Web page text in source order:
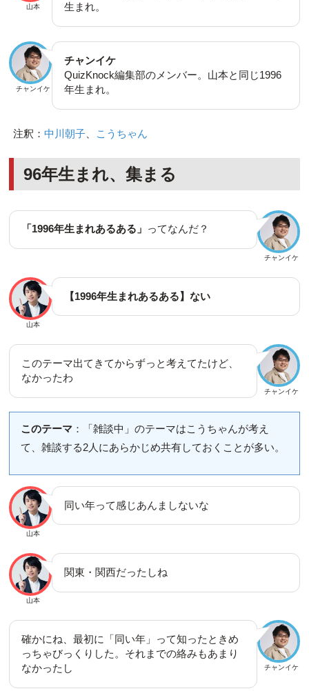
山本
生まれ。
チャンイケ
チャンイケ
QuizKnock編集部のメンバー。山本と同じ1996
年生まれ。
注釈： 中川朝子、 こうちゃん
96年生まれ、集まる
チャンイケ
「1996年生まれあるある」 ってなんだ？
山本
【1996年生まれあるある】ない
チャンイケ
このテーマ出てきてからずっと考えてたけど、
なかったわ
このテーマ：「雑談中」のテーマはこうちゃんが考え
て、雑談する2人にあらかじめ共有しておくことが多い。
山本
同い年って感じあんましないな
山本
関東・関西だったしね
チャンイケ
確かにね、最初に「同い年」って知ったときめ
っちゃびっくりした。それまでの絡みもあまり
なかったし